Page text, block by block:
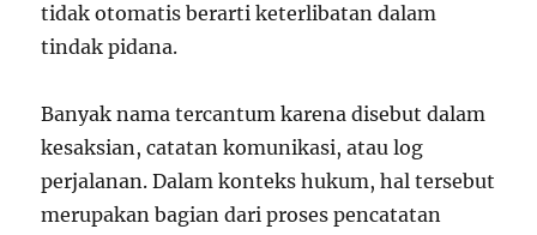
tidak otomatis berarti keterlibatan dalam
tindak pidana.
Banyak nama tercantum karena disebut dalam
kesaksian, catatan komunikasi, atau log
perjalanan. Dalam konteks hukum, hal tersebut
merupakan bagian dari proses pencatatan